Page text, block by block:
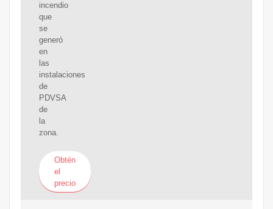
incendio
que
se
generó
en
las
instalaciones
de
PDVSA
de
la
zona.
Obtén
el
precio